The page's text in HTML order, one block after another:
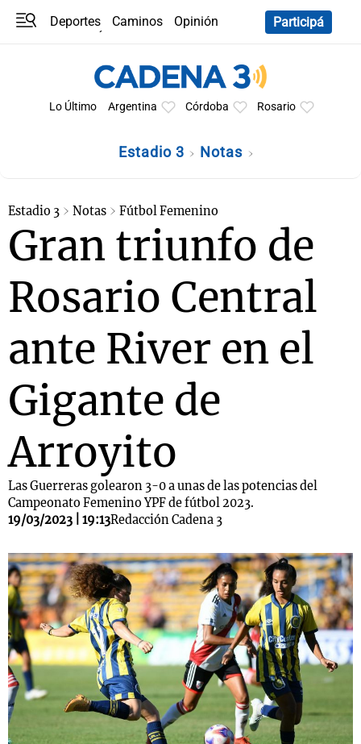
Deportes Caminos
Opinión
Participá
Lo Último Argentina Córdoba Rosario
Estadio 3 Notas
Estadio 3 Notas Fútbol Femenino
Gran triunfo de
Rosario Central
ante River en el
Gigante de
Arroyito
Las Guerreras golearon 3-0 a unas de las potencias del
Campeonato Femenino YPF de fútbol 2023.
19/03/2023 | 19:13Redacción Cadena 3